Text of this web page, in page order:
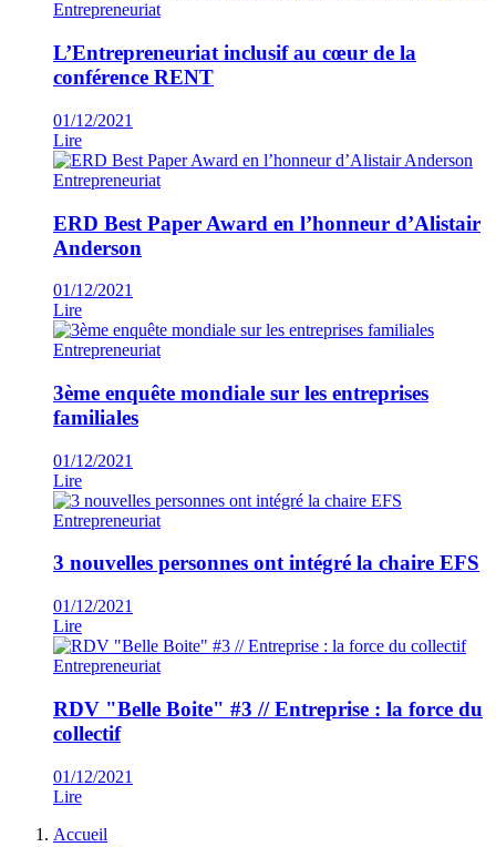
Entrepreneuriat
L’Entrepreneuriat inclusif au cœur de la
conférence RENT
01/12/2021
Lire
Entrepreneuriat
ERD Best Paper Award en l’honneur d’Alistair
Anderson
01/12/2021
Lire
Entrepreneuriat
3ème enquête mondiale sur les entreprises
familiales
01/12/2021
Lire
Entrepreneuriat
3 nouvelles personnes ont intégré la chaire EFS
01/12/2021
Lire
Entrepreneuriat
RDV "Belle Boite" #3 // Entreprise : la force du
collectif
01/12/2021
Lire
Accueil